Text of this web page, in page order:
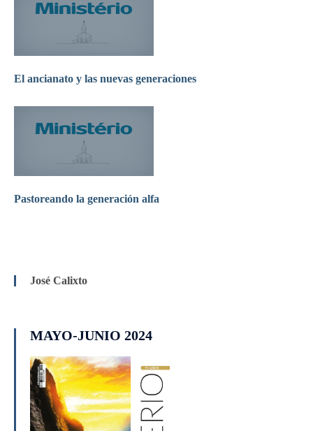
El ancianato y las nuevas generaciones
Pastoreando la generación alfa
José Calixto
MAYO-JUNIO 2024